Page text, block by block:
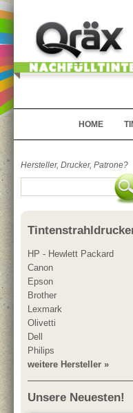
HOME
Hersteller, Drucker, Patrone?
HP - Hewlett Packard
Canon
Epson
Brother
Lexmark
Olivetti
Dell
Philips
weitere Hersteller »
Unsere Neuesten!